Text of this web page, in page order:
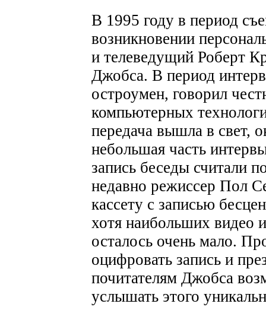
В 1995 году в период
возникновении
и телеведущий Роберт
Джобса. В период
остроумен, говорил
компьютерных
передача вышла в свет,
небольшая часть
запись беседы считали
недавно режиссер Пол
кассету с записью
хотя наибольших видео
осталось очень мало.
оцифровать запись и
почитателям Джобса
услышать этого